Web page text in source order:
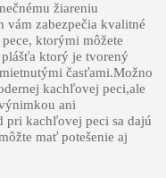
žiareniu
vám zabezpečia kvalitné
ktorými môžete
ktorý je tvorený
časťami.Možno
kachľovej peci,ale
ani
pri kachľovej peci sa dajú
mať potešenie aj